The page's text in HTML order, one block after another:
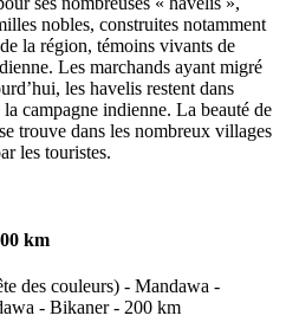
nobles, construites notamment
la région, témoins vivants de
Les marchands ayant migré
les havelis restent dans
campagne indienne. La beauté de
trouve dans les nombreux villages
les touristes.
km